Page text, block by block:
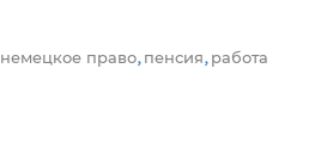
немецкое право, пенсия, работа